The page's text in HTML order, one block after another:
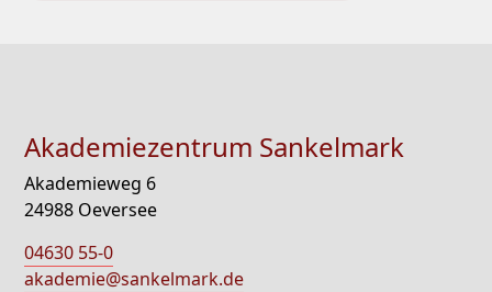
Akademiezentrum Sankelmark
Akademieweg 6
24988 Oeversee
04630 55-0
akademie@sankelmark.de